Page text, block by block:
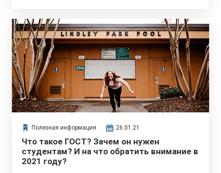
Полезная информация 26.01.21
Что такое ГОСТ? Зачем он нужен
студентам? И на что обратить внимание в
2021 году?